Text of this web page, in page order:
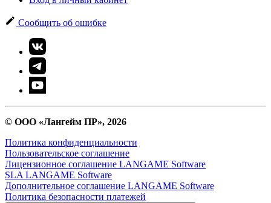
Сообщить об ошибке
© ООО «Лангейм ПР», 2026
Политика конфиденциальности
Пользовательское соглашение
Лицензионное соглашение LANGAME Software
SLA LANGAME Software
Дополнительное соглашение LANGAME Software
Политика безопасности платежей